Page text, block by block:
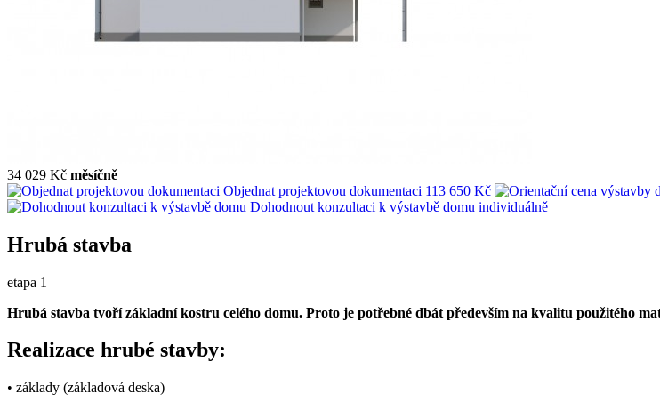
34 029 Kč měsíčně
Objednat projektovou dokumentaci 113 650 Kč
Dohodnout konzultaci k výstavbě domu individuálně
Hrubá stavba
etapa 1
Hrubá stavba tvoří základní kostru celého domu. Proto je potřebné dbát především na kvalitu použitého
Realizace hrubé stavby:
• základy (základová deska)